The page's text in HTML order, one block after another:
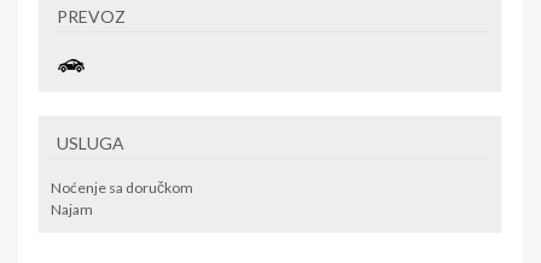
PREVOZ
USLUGA
Noćenje sa doručkom
Najam